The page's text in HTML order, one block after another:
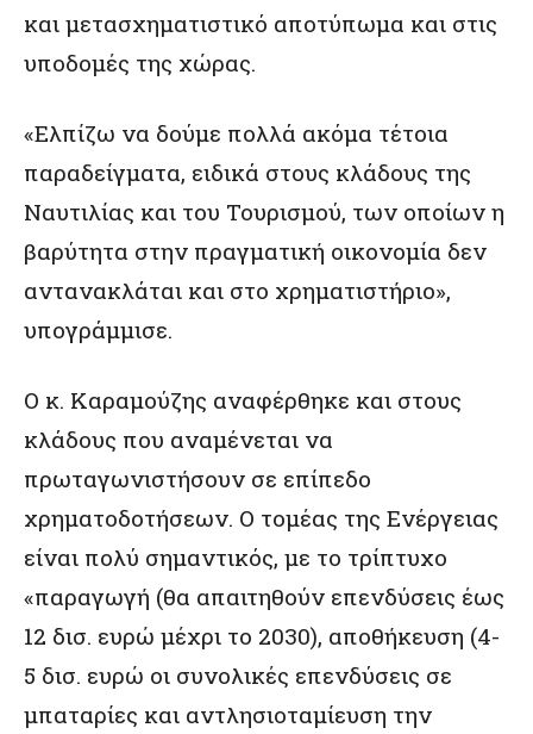
και μετασχηματιστικό αποτύπωμα και στις
υποδομές της χώρας.
«Ελπίζω να δούμε πολλά ακόμα τέτοια
παραδείγματα, ειδικά στους κλάδους της
Ναυτιλίας και του Τουρισμού, των οποίων η
βαρύτητα στην πραγματική οικονομία δεν
αντανακλάται και στο χρηματιστήριο»,
υπογράμμισε.
Ο κ. Καραμούζης αναφέρθηκε και στους
κλάδους που αναμένεται να
πρωταγωνιστήσουν σε επίπεδο
χρηματοδοτήσεων. Ο τομέας της Ενέργειας
είναι πολύ σημαντικός, με το τρίπτυχο
«παραγωγή (θα απαιτηθούν επενδύσεις έως
12 δισ. ευρώ μέχρι το 2030), αποθήκευση (4-
5 δισ. ευρώ οι συνολικές επενδύσεις σε
μπαταρίες και αντλησιοταμίευση την